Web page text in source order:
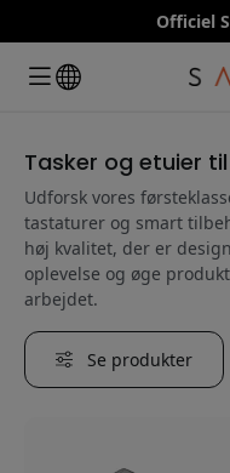
Officiel
Tasker og etuier
Udforsk vores
tastaturer og smart
høj kvalitet, der er
oplevelse og øge
arbejdet.
Se produkter